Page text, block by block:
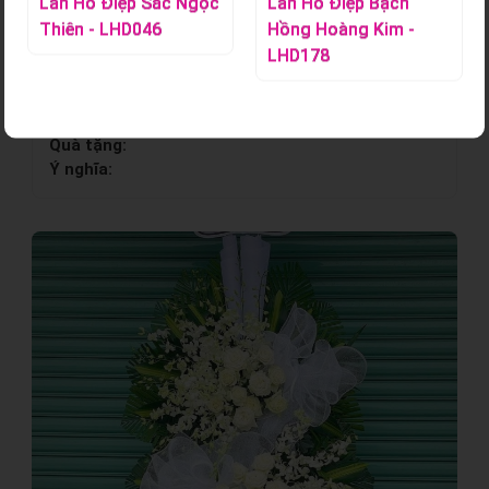
Quà tặng:
Ý nghĩa:
Thiên - LHD046
Hồng Hoàng Kim -
LHD178